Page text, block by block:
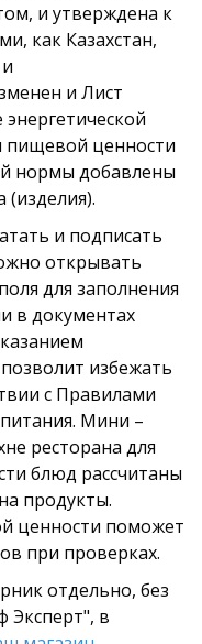
и утверждена к
как Казахстан,
и Лист
пищевой ценности
нормы добавлены
(изделия).
и подписать
открывать
для заполнения
в документах
избежать
с Правилами
Мини –
ресторана для
блюд рассчитаны
продукты.
ценности поможет
при проверках.
отдельно, без
в